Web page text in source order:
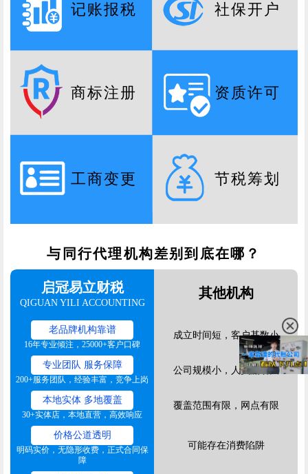
记账报税 社保开户
商标注册 资质许可
工商变更 节税筹划
与同行代理机构差别到底在哪？
启冠易立财税
QIGUAN YILI ACCOUNTING
其他机构
老品牌机构靠谱
16年专业倾注，25000+客户口碑
成立时间短，客户基数小
专业团队 服务保障
200+服务团队，经验丰富，竞争上岗
公司规模小，人员流动大
本地实体 多地覆盖
30+实体店，本地直营，高效响应
覆盖范围有限，网点有限
价格公道透明
明码实价，无隐形收费，正式合同保
障
可能存在消费陷阱